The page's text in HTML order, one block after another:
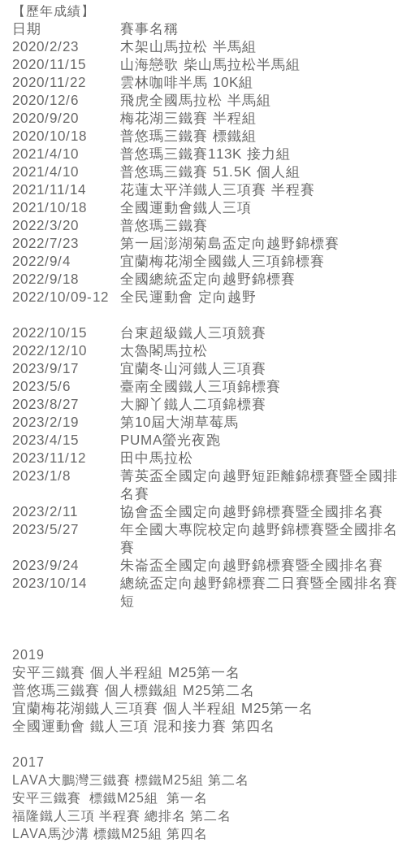
【歷年成績】
日期 賽事名稱
2020/2/23
木架山馬拉松 半馬組
2020/11/15
山海戀歌 柴山馬拉松半馬組
2020/11/22
雲林咖啡半馬 10K組
2020/12/6
飛虎全國馬拉松 半馬組
2020/9/20
梅花湖三鐵賽 半程組
2020/10/18
普悠瑪三鐵賽 標鐵組
2021/4/10
普悠瑪三鐵賽113K 接力組
2021/4/10
普悠瑪三鐵賽 51.5K 個人組
2021/11/14
花蓮太平洋鐵人三項賽 半程賽
2021/10/18
全國運動會鐵人三項
2022/3/20
普悠瑪三鐵賽
2022/7/23
第一屆澎湖菊島盃定向越野錦標賽
2022/9/4
宜蘭梅花湖全國鐵人三項錦標賽
2022/9/18
全國總統盃定向越野錦標賽
2022/10/09-12
全民運動會 定向越野
2022/10/15
台東超級鐵人三項競賽
2022/12/10
太魯閣馬拉松
2023/9/17
宜蘭冬山河鐵人三項賽
2023/5/6
臺南全國鐵人三項錦標賽
2023/8/27
大腳丫鐵人二項錦標賽
2023/2/19
第10屆大湖草莓馬
2023/4/15
PUMA螢光夜跑
2023/11/12
田中馬拉松
2023/1/8
菁英盃全國定向越野短距離錦標賽暨全國排
名賽
2023/2/11 協會盃全國定向越野錦標賽暨全國排名賽
2023/5/27
年全國大專院校定向越野錦標賽暨全國排名
賽
2023/9/24 朱崙盃全國定向越野錦標賽暨全國排名賽
2023/10/14
總統盃定向越野錦標賽二日賽暨全國排名賽
短
2019
安平三鐵賽 個人半程組 M25第一名
普悠瑪三鐵賽 個人標鐵組 M25第二名
宜蘭梅花湖鐵人三項賽 個人半程組 M25第一名
全國運動會 鐵人三項 混和接力賽 第四名
2017
LAVA大鵬灣三鐵賽 標鐵M25組 第二名
安平三鐵賽 標鐵M25組 第一名
福隆鐵人三項 半程賽 總排名 第二名
LAVA馬沙溝 標鐵M25組 第四名